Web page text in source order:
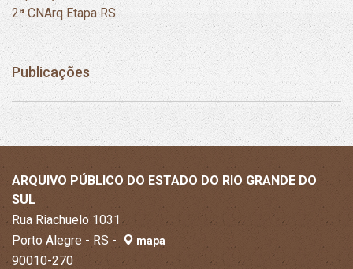
2ª CNArq Etapa RS
Publicações
ARQUIVO PÚBLICO DO ESTADO DO RIO GRANDE DO
SUL
Rua Riachuelo 1031
Porto Alegre - RS -
mapa
90010-270